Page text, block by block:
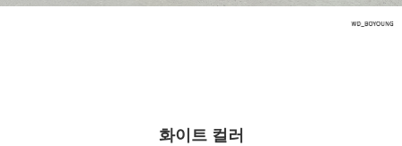
화이트 컬러